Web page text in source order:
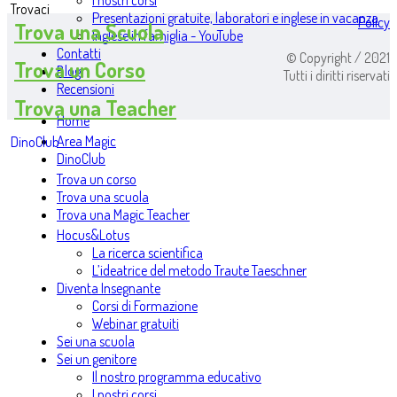
Presentazioni gratuite, laboratori e inglese in vacanza
Inglese in famiglia - YouTube
Contatti
Blog
Recensioni
Home
Area Magic
DinoClub
Trova un corso
Trova una scuola
Trova una Magic Teacher
Hocus&Lotus
La ricerca scientifica
L’ideatrice del metodo Traute Taeschner
Diventa Insegnante
Corsi di Formazione
Webinar gratuiti
Sei una scuola
Sei un genitore
Il nostro programma educativo
Trovaci
Trova una Scuola
Trova un Corso
Trova una Teacher
DinoClub
Policy
© Copyright / 2021
Tutti i diritti riservati